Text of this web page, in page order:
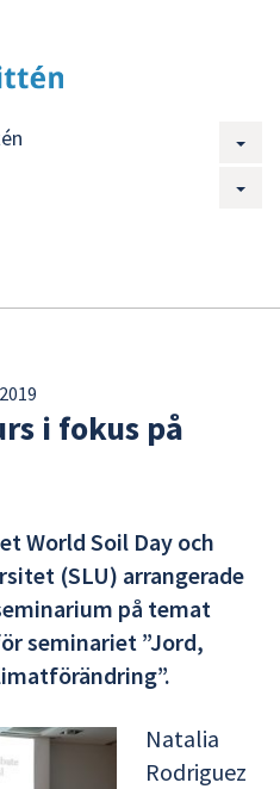
i fokus på
World Soil Day och
(SLU) arrangerade
på temat
seminariet ”Jord,
Natalia
Rodriguez